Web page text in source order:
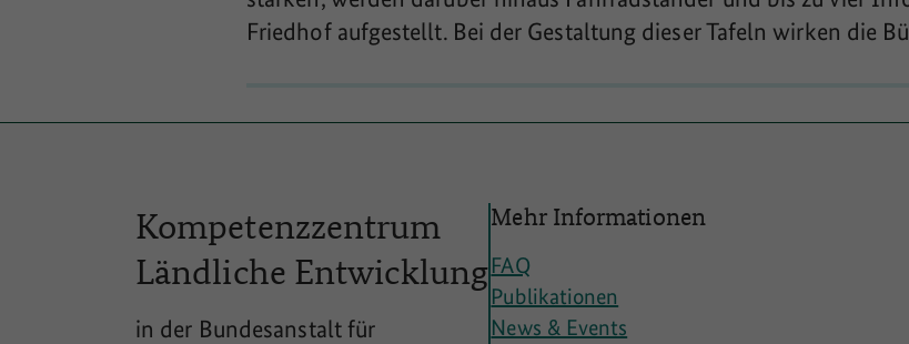
Friedhof aufgestellt. Bei der Gestaltung dieser Tafeln wirken die
Kompetenzzentrum
Ländliche Entwicklung
in der Bundesanstalt für
Mehr Informationen
FAQ
Publikationen
News & Events